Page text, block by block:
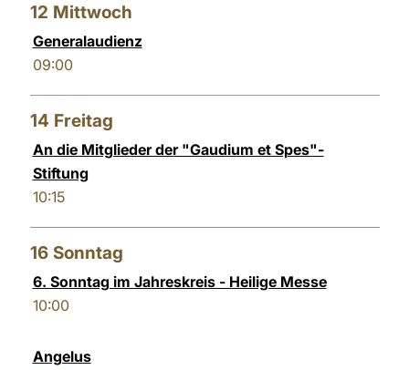
12 Mittwoch
Generalaudienz
09:00
14 Freitag
An die Mitglieder der "Gaudium et Spes"-
Stiftung
10:15
16 Sonntag
6. Sonntag im Jahreskreis - Heilige Messe
10:00
Angelus